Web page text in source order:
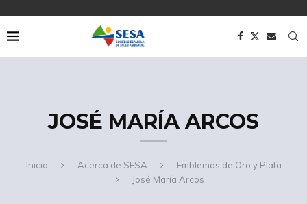
JOSÉ MARÍA ARCOS
Inicio Acerca de SESA
Emblemas de Oro y Plata
José María Arcos